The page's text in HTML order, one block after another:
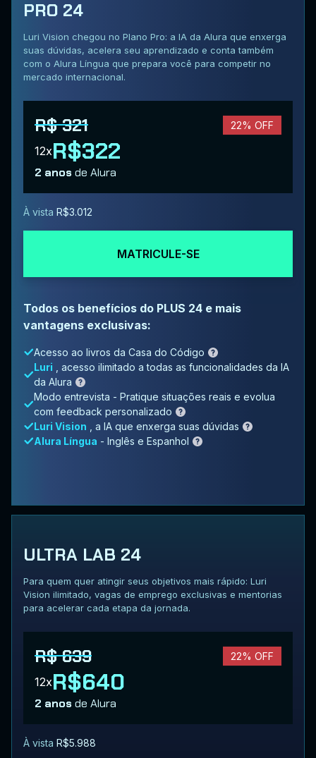
PRO 24
Luri Vision chegou no Plano Pro: a IA da Alura que enxerga
suas dúvidas, acelera seu aprendizado e conta também
com o Alura Língua que prepara você para competir no
mercado internacional.
R$ 321 22% OFF
12xR$322
2 anosde Alura
À vista R$3.012
MATRICULE-SE
Todos os benefícios do PLUS 24 e mais
vantagens exclusivas:
Acesso ao livros da Casa do Código
Luri
, acesso ilimitado a todas as funcionalidades da IA
da Alura
Modo entrevista - Pratique situações reais e evolua
com feedback personalizado
Luri Vision
, a IA que enxerga suas dúvidas
Alura Língua - Inglês e Espanhol
ULTRA LAB 24
Para quem quer atingir seus objetivos mais rápido: Luri
Vision ilimitado, vagas de emprego exclusivas e mentorias
para acelerar cada etapa da jornada.
R$ 639 22% OFF
12xR$640
2 anosde Alura
À vista R$5.988